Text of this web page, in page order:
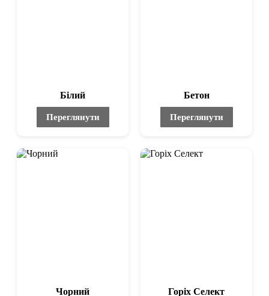
Білий
Переглянути
Бетон
Переглянути
Чорний Горіх Селект